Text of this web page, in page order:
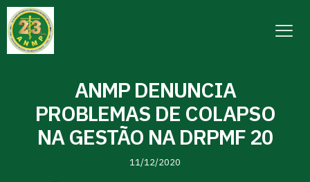
ANMP DENUNCIA
PROBLEMAS DE COLAPSO
NA GESTÃO NA DRPMF 20
11/12/2020